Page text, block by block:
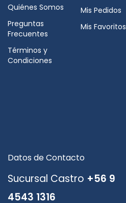
Quiénes Somos
Preguntas
Frecuentes
Términos y
Condiciones
Mis Pedidos
Mis Favoritos
Datos de Contacto
Sucursal Castro +56 9
4543 1316